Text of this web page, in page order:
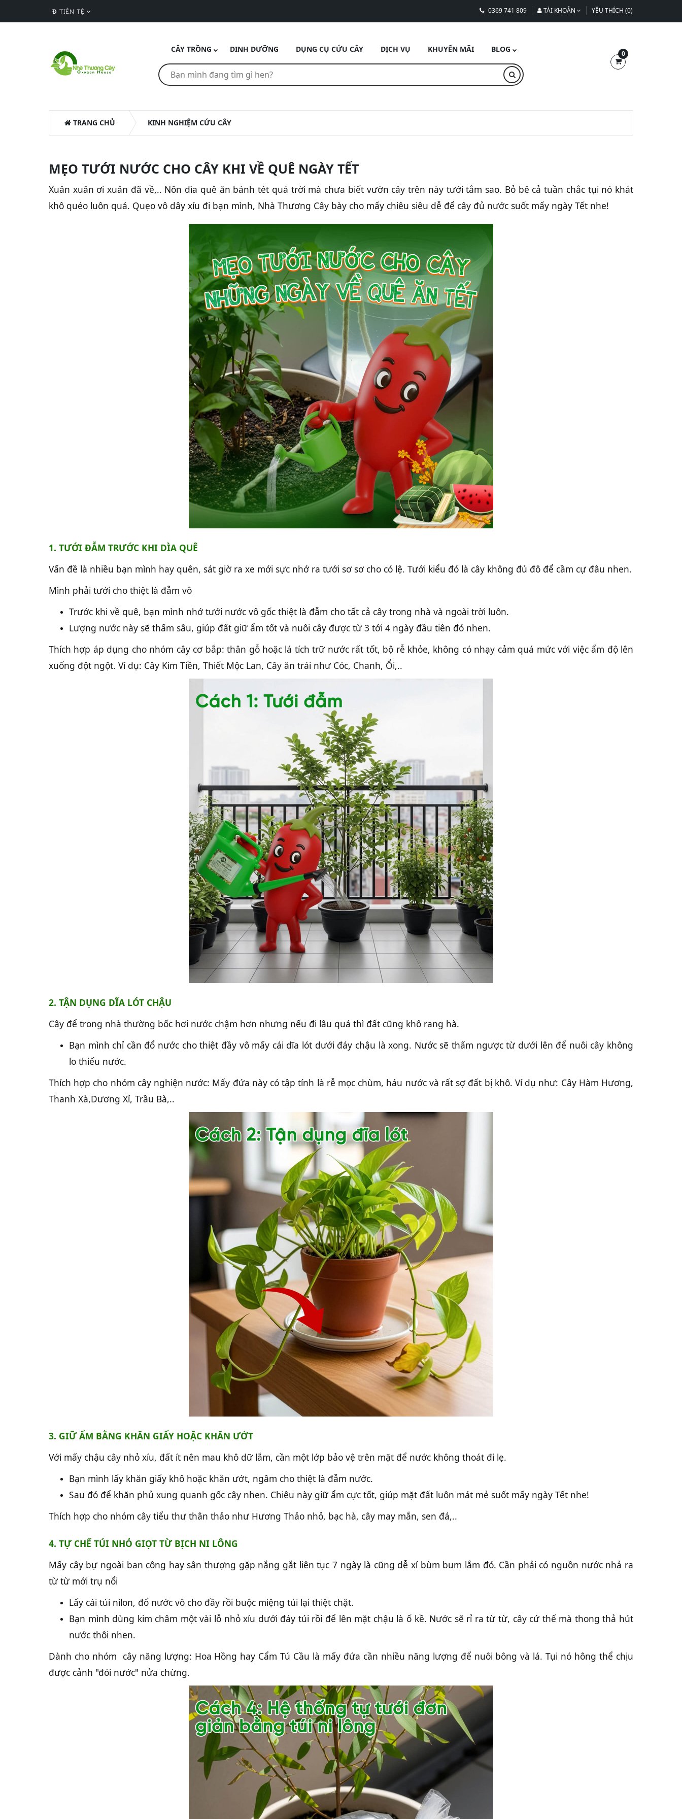
Đ TIỀN TỆ 0369 741 809 TÀI KHOẢN YÊU THÍCH (0)
CÂY TRỒNG DINH DƯỠNG DỤNG CỤ CỨU CÂY DỊCH VỤ KHUYẾN MÃI BLOG 0
TRANG CHỦ KINH NGHIỆM CỨU CÂY
MẸO TƯỚI NƯỚC CHO CÂY KHI VỀ QUÊ NGÀY TẾT
Xuân xuân ơi xuân đã về,.. Nôn dìa quê ăn bánh tét quá trời mà chưa biết vườn cây trên này tưới tắm sao. Bỏ bê cả tuần chắc tụi nó khát
khô quéo luôn quá. Quẹo vô dây xíu đi bạn mình, Nhà Thương Cây bày cho mấy chiêu siêu dễ để cây đủ nước suốt mấy ngày Tết nhe!
1. TƯỚI ĐẪM TRƯỚC KHI DÌA QUÊ
Vấn đề là nhiều bạn mình hay quên, sát giờ ra xe mới sực nhớ ra tưới sơ sơ cho có lệ. Tưới kiểu đó là cây không đủ đô để cầm cự đâu nhen.
Mình phải tưới cho thiệt là đẫm vô
Trước khi về quê, bạn mình nhớ tưới nước vô gốc thiệt là đẫm cho tất cả cây trong nhà và ngoài trời luôn.
Lượng nước này sẽ thấm sâu, giúp đất giữ ẩm tốt và nuôi cây được từ 3 tới 4 ngày đầu tiên đó nhen.
Thích hợp áp dụng cho nhóm cây cơ bắp: thân gỗ hoặc lá tích trữ nước rất tốt, bộ rễ khỏe, không có nhạy cảm quá mức với việc ẩm độ lên
xuống đột ngột. Ví dụ: Cây Kim Tiền, Thiết Mộc Lan, Cây ăn trái như Cóc, Chanh, Ổi,..
2. TẬN DỤNG DĨA LÓT CHẬU
Cây để trong nhà thường bốc hơi nước chậm hơn nhưng nếu đi lâu quá thì đất cũng khô rang hà.
Bạn mình chỉ cần đổ nước cho thiệt đầy vô mấy cái dĩa lót dưới đáy chậu là xong. Nước sẽ thấm ngược từ dưới lên để nuôi cây không
lo thiếu nước.
Thích hợp cho nhóm cây nghiện nước: Mấy đứa này có tập tính là rễ mọc chùm, háu nước và rất sợ đất bị khô. Ví dụ như: Cây Hàm Hương,
Thanh Xà,Dương Xỉ, Trầu Bà,..
3. GIỮ ẨM BẰNG KHĂN GIẤY HOẶC KHĂN ƯỚT
Với mấy chậu cây nhỏ xíu, đất ít nên mau khô dữ lắm, cần một lớp bảo vệ trên mặt để nước không thoát đi lẹ.
Bạn mình lấy khăn giấy khô hoặc khăn ướt, ngâm cho thiệt là đẫm nước.
Sau đó để khăn phủ xung quanh gốc cây nhen. Chiêu này giữ ẩm cực tốt, giúp mặt đất luôn mát mẻ suốt mấy ngày Tết nhe!
Thích hợp cho nhóm cây tiểu thư thân thảo như Hương Thảo nhỏ, bạc hà, cây may mắn, sen đá,..
4. TỰ CHẾ TÚI NHỎ GIỌT TỪ BỊCH NI LÔNG
Mấy cây bự ngoài ban công hay sân thượng gặp nắng gắt liên tục 7 ngày là cũng dễ xí bùm bum lắm đó. Cần phải có nguồn nước nhả ra
từ từ mới trụ nổi
Lấy cái túi nilon, đổ nước vô cho đầy rồi buộc miệng túi lại thiệt chặt.
Bạn mình dùng kim châm một vài lỗ nhỏ xíu dưới đáy túi rồi để lên mặt chậu là ố kề. Nước sẽ rỉ ra từ từ, cây cứ thế mà thong thả hút
nước thôi nhen.
Dành cho nhóm cây năng lượng: Hoa Hồng hay Cẩm Tú Cầu là mấy đứa cần nhiều năng lượng để nuôi bông và lá. Tụi nó hông thể chịu
được cảnh "đói nước" nửa chừng.